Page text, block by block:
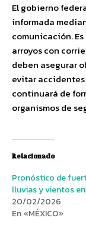
El gobierno
informada
comunicación.
arroyos con
deben asegurar
evitar
continuará de
organismos de
Relacionado
Pronóstico de
lluvias y vientos
20/02/2026
En «MÉXICO»